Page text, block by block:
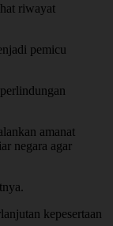
riwayat
pemicu
amanat
negara agar
kepesertaan